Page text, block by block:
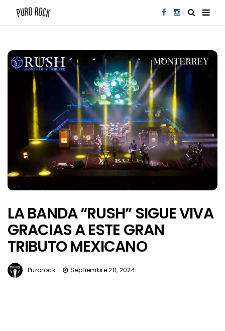
LA BANDA “RUSH” SIGUE VIVA
GRACIAS A ESTE GRAN
TRIBUTO MEXICANO
Purorock Septiembre 20, 2024